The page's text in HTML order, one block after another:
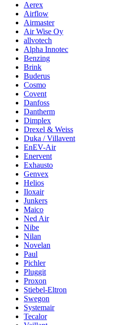
Aerex
Airflow
Airmaster
Air Wise Oy
allvotech
Alpha Innotec
Benzing
Brink
Buderus
Cosmo
Covent
Danfoss
Dantherm
Dimplex
Drexel & Weiss
Duka / Villavent
EnEV-Air
Enervent
Exhausto
Genvex
Helios
Iloxair
Junkers
Maico
Ned Air
Nibe
Nilan
Novelan
Paul
Pichler
Pluggit
Proxon
Stiebel-Eltron
Swegon
Systemair
Tecalor